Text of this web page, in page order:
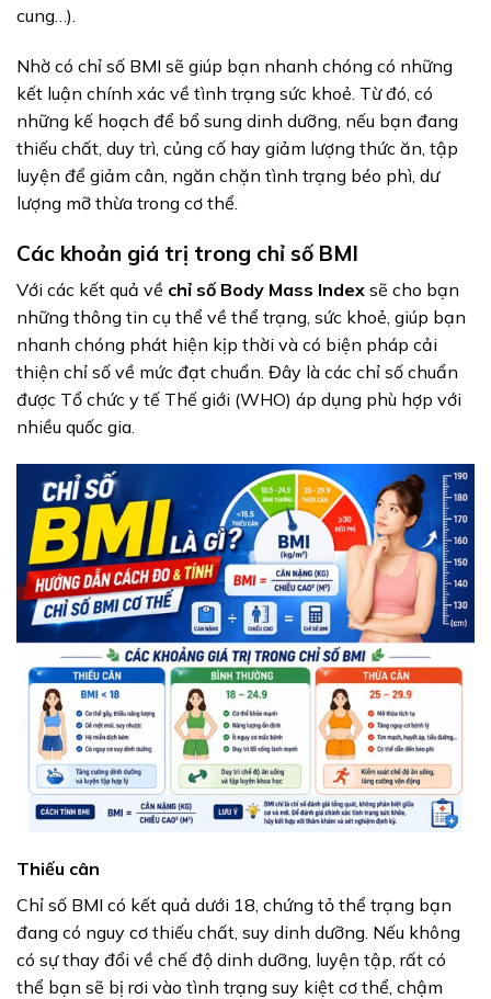
cung…).
Nhờ có chỉ số BMI sẽ giúp bạn nhanh chóng có những
kết luận chính xác về tình trạng sức khoẻ. Từ đó, có
những kế hoạch để bổ sung dinh dưỡng, nếu bạn đang
thiếu chất, duy trì, củng cố hay giảm lượng thức ăn, tập
luyện để giảm cân, ngăn chặn tình trạng béo phì, dư
lượng mỡ thừa trong cơ thể.
Các khoản giá trị trong chỉ số BMI
Với các kết quả về chỉ số Body Mass Index sẽ cho bạn
những thông tin cụ thể về thể trạng, sức khoẻ, giúp bạn
nhanh chóng phát hiện kịp thời và có biện pháp cải
thiện chỉ số về mức đạt chuẩn. Đây là các chỉ số chuẩn
được Tổ chức y tế Thế giới (WHO) áp dụng phù hợp với
nhiều quốc gia.
Thiếu cân
Chỉ số BMI có kết quả dưới 18, chứng tỏ thể trạng bạn
đang có nguy cơ thiếu chất, suy dinh dưỡng. Nếu không
có sự thay đổi về chế độ dinh dưỡng, luyện tập, rất có
thể bạn sẽ bị rơi vào tình trạng suy kiệt cơ thể, chậm